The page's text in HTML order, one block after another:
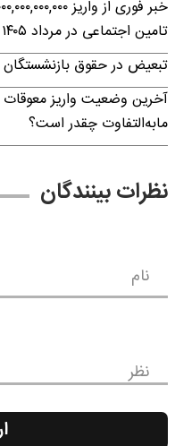
تامین اجتماعی در مرداد ۱۴۰۵
تبعیض در حقوق
آخرین وضعیت واریز معوقات
مابه‌التفاوت چقدر است؟
نظرات بینندگان
نام
نظر